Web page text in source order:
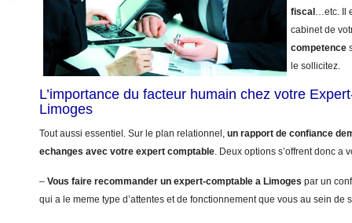
fiscal …etc. Il
cabinet de
competence
le sollicitez.
L’importance du facteur humain chez votre
Limoges
Tout aussi essentiel. Sur le plan relationnel, un rapport de confiance
echanges avec votre expert comptable. Deux options s’offrent donc a
– Vous faire recommander un expert-comptable a Limoges par un
qui a le meme type d’attentes et de fonctionnement que vous au sein de